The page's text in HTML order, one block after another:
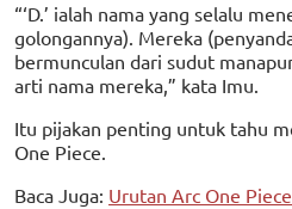
“‘D.’ ialah nama yang selalu
golongannya). Mereka
bermunculan dari sudut
arti nama mereka,” kata Imu.
Itu pijakan penting untuk tahu
One Piece.
Baca Juga: Urutan Arc One